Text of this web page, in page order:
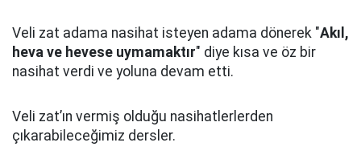
Veli zat adama nasihat isteyen adama dönerek "Akıl,
heva ve hevese uymamaktır" diye kısa ve öz bir
nasihat verdi ve yoluna devam etti.
Veli zat’ın vermiş olduğu nasihatlerlerden
çıkarabileceğimiz dersler.